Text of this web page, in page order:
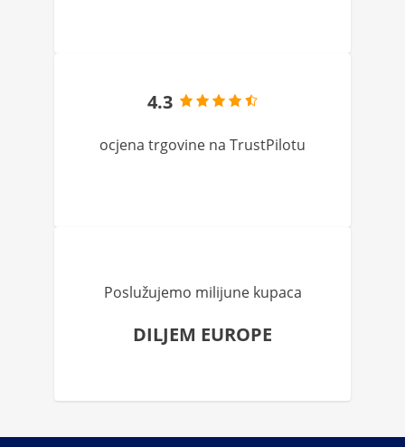
4.3
ocjena trgovine na TrustPilotu
Poslužujemo milijune kupaca
DILJEM EUROPE